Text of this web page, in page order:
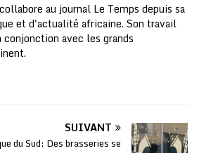
au journal Le Temps depuis sa
et d'actualité africaine. Son travail
avec les grands
SUIVANT
du Sud: Des brasseries se